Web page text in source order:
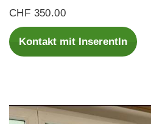
CHF 350.00
Kontakt mit InserentIn